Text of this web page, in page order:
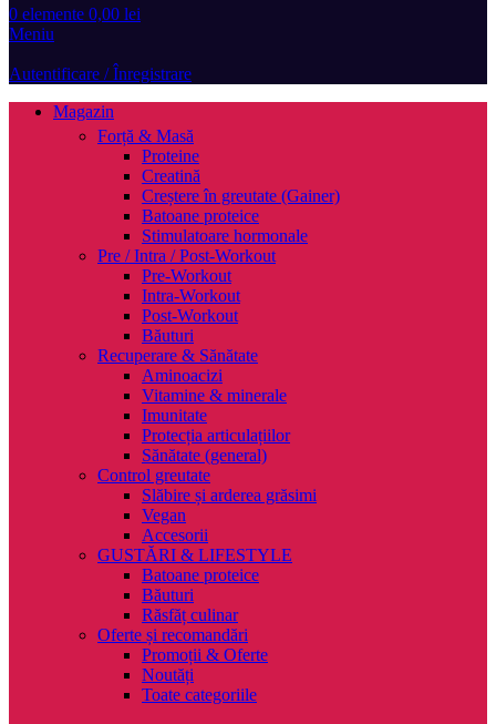
0 elemente 0,00 lei
Meniu
Autentificare / Înregistrare
Magazin
Forță & Masă
Proteine
Creatină
Creștere în greutate (Gainer)
Batoane proteice
Stimulatoare hormonale
Pre / Intra / Post-Workout
Pre-Workout
Intra-Workout
Post-Workout
Băuturi
Recuperare & Sănătate
Aminoacizi
Vitamine & minerale
Imunitate
Protecția articulațiilor
Sănătate (general)
Control greutate
Slăbire și arderea grăsimi
Vegan
Accesorii
GUSTĂRI & LIFESTYLE
Batoane proteice
Băuturi
Răsfăț culinar
Oferte și recomandări
Promoții & Oferte
Noutăți
Toate categoriile